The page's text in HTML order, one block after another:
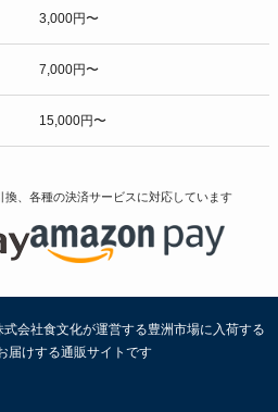
3,000円〜
7,000円〜
15,000円〜
換、各種の決済サービスに対応しています
会社食文化が運営する豊洲市場に入荷する
届けする通販サイトです